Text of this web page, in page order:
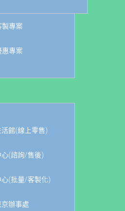
製專案
惠專案
館(線上零售)
心(諮詢/售後)
心(批量/客製化)
辦事處